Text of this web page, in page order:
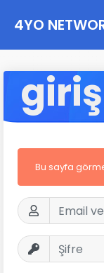
4YO
giriş
Bu sayfa